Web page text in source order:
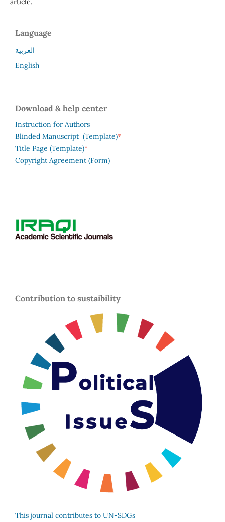
Language
العربية
English
Download & help center
Instruction for Authors
Blinded Manuscript (Template)*
Title Page (Template)*
Copyright Agreement (Form)
Contribution to sustaibility
This journal contributes to UN-SDGs